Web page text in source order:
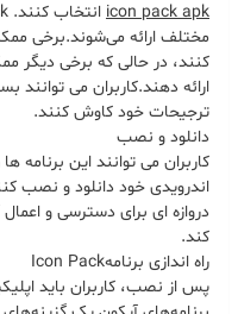
icon pack apk انتخاب کنند. Iconpack
مختلف ارائه می‌شوند.برخی
کنند، در حالی که برخی دیگر
ارائه دهند.کاربران می توانند
ترجیحات خود کاوش کنند.
دانلود و نصب
کاربران می توانند این برنامه
اندرویدی خود دانلود و نصب
دروازه ای برای دسترسی و
کند.
راه اندازی برنامهIcon Pack
پس از نصب، کاربران باید